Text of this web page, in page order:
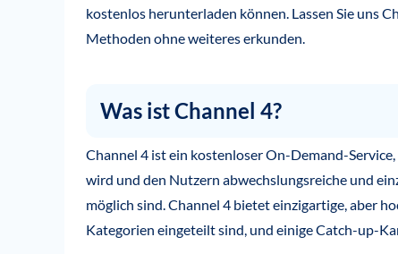
kostenlos herunterladen können. Lassen Sie uns
Methoden ohne weiteres erkunden.
Was ist Channel 4?
Channel 4 ist ein kostenloser On-Demand-
wird und den Nutzern abwechslungsreiche und
möglich sind. Channel 4 bietet einzigartige, aber
Kategorien eingeteilt sind, und einige Catch-up-